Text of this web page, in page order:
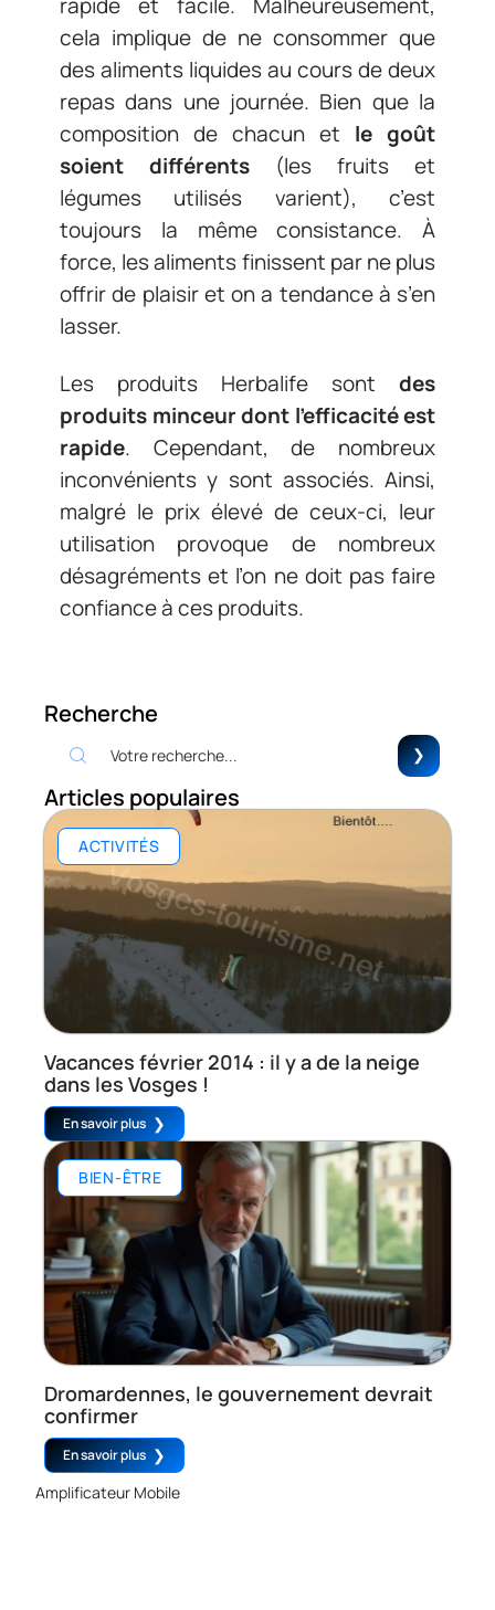
cela implique de ne consommer que
des aliments liquides au cours de deux
repas dans une journée. Bien que la
composition de chacun et le goût
soient différents (les fruits et
légumes utilisés varient), c’est
toujours la même consistance. À
force, les aliments finissent par ne plus
offrir de plaisir et on a tendance à s’en
lasser.
Les produits Herbalife sont des
produits minceur dont l’efficacité est
rapide. Cependant, de nombreux
inconvénients y sont associés. Ainsi,
malgré le prix élevé de ceux-ci, leur
utilisation provoque de nombreux
désagréments et l’on ne doit pas faire
confiance à ces produits.
Recherche
Articles populaires
ACTIVITÉS
Vacances février 2014 : il y a de la neige
dans les Vosges !
En savoir plus
BIEN-ÊTRE
Dromardennes, le gouvernement devrait
confirmer
En savoir plus
Amplificateur Mobile